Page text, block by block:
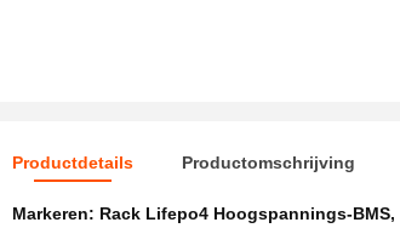
Productdetails Productomschrijving
Markeren: Rack Lifepo4 Hoogspannings-BMS,